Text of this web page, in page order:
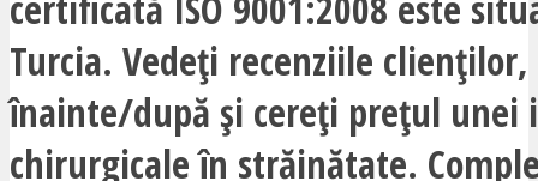
Turcia. Vedeți recenziile
înainte/după și cereți prețul unei
chirurgicale în străinătate.